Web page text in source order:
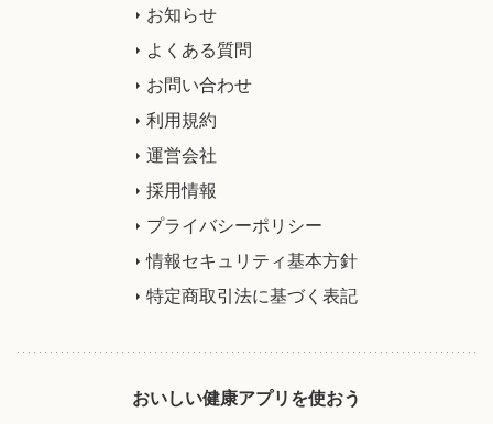
お知らせ
よくある質問
お問い合わせ
利用規約
運営会社
採用情報
プライバシーポリシー
情報セキュリティ基本方針
特定商取引法に基づく表記
おいしい健康アプリを使おう